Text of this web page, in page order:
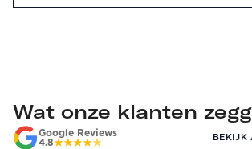
Wat onze klanten
Google Reviews
4.8
BEKIJK